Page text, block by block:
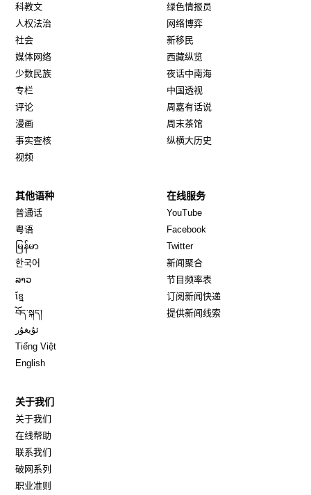
科教文
人权法治
社会
媒体网络
少数民族
专栏
评论
漫画
事实查核
视频
绿色情报员
网络博弈
新移民
西藏纵览
夜话中南海
中国透视
周嘉有话说
周末茶馆
纵横大历史
其他语种
普通话
粤语
မြန်မာ
한국어
ລາວ
ខ្មែ
བོད་སྐད།
ئۇيغۇر
Tiếng Việt
English
在线服务
YouTube
Facebook
TwitterOpens in new window
新闻聚合
节目频率表
订阅新闻快递
提供新闻线索
关于我们
关于我们
在线帮助
联系我们
破网系列
职业准则